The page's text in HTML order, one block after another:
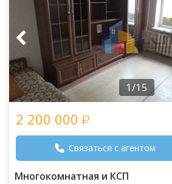
1/15
2 200 000
Связаться с агентом
Многокомнатная и КСП